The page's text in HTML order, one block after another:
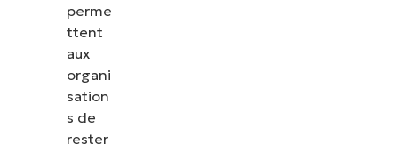
perme
ttent
aux
organi
sation
s de
rester